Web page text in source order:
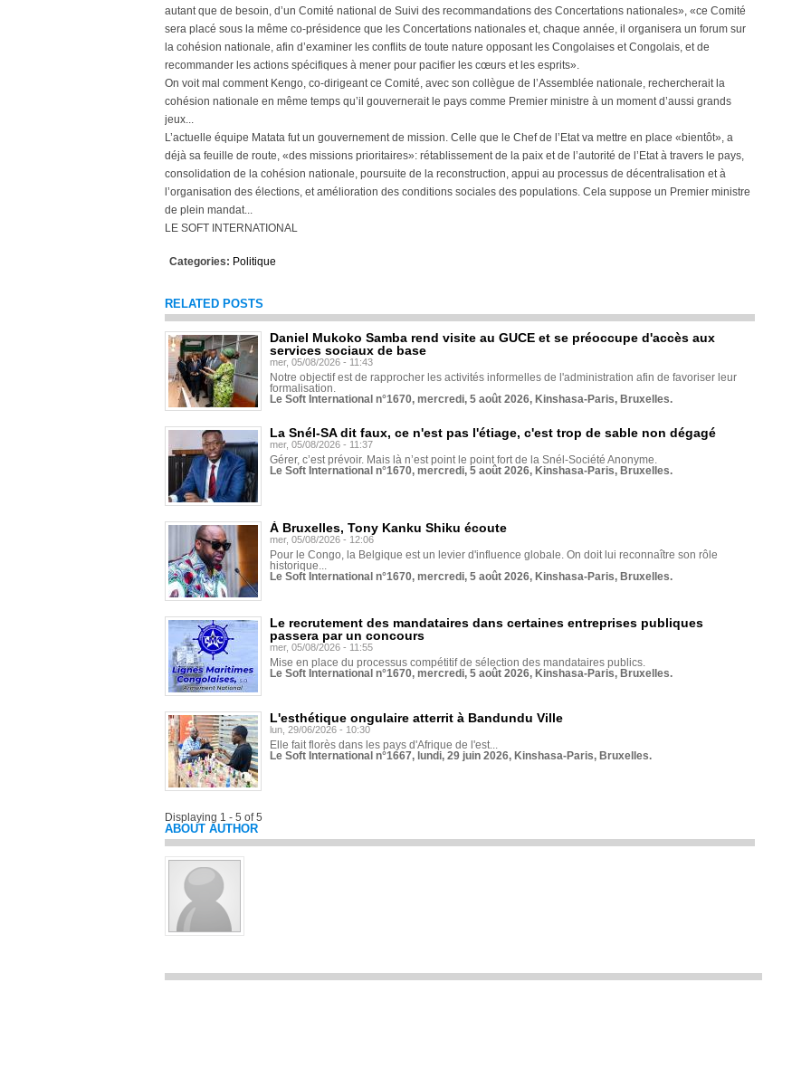
autant que de besoin, d’un Comité national de Suivi des recommandations des Concertations nationales», «ce Comité
sera placé sous la même co-présidence que les Concertations nationales et, chaque année, il organisera un forum sur
la cohésion nationale, afin d’examiner les conflits de toute nature opposant les Congolaises et Congolais, et de
recommander les actions spécifiques à mener pour pacifier les cœurs et les esprits».
On voit mal comment Kengo, co-dirigeant ce Comité, avec son collègue de l’Assemblée nationale, rechercherait la
cohésion nationale en même temps qu’il gouvernerait le pays comme Premier ministre à un moment d’aussi grands
jeux...
L’actuelle équipe Matata fut un gouvernement de mission. Celle que le Chef de l’Etat va mettre en place «bientôt», a
déjà sa feuille de route, «des missions prioritaires»: rétablissement de la paix et de l’autorité de l’Etat à travers le pays,
consolidation de la cohésion nationale, poursuite de la reconstruction, appui au processus de décentralisation et à
l’organisation des élections, et amélioration des conditions sociales des populations. Cela suppose un Premier ministre
de plein mandat...
LE SOFT INTERNATIONAL
Categories: Politique
RELATED POSTS
Daniel Mukoko Samba rend visite au GUCE et se préoccupe d'accès aux
services sociaux de base
mer, 05/08/2026 - 11:43
Notre objectif est de rapprocher les activités informelles de l'administration afin de favoriser leur
formalisation.
Le Soft International n°1670, mercredi, 5 août 2026, Kinshasa-Paris, Bruxelles.
La Snél-SA dit faux, ce n'est pas l'étiage, c'est trop de sable non dégagé
mer, 05/08/2026 - 11:37
Gérer, c’est prévoir. Mais là n’est point le point fort de la Snél-Société Anonyme.
Le Soft International n°1670, mercredi, 5 août 2026, Kinshasa-Paris, Bruxelles.
À Bruxelles, Tony Kanku Shiku écoute
mer, 05/08/2026 - 12:06
Pour le Congo, la Belgique est un levier d'influence globale. On doit lui reconnaître son rôle
historique...
Le Soft International n°1670, mercredi, 5 août 2026, Kinshasa-Paris, Bruxelles.
Le recrutement des mandataires dans certaines entreprises publiques
passera par un concours
mer, 05/08/2026 - 11:55
Mise en place du processus compétitif de sélection des mandataires publics.
Le Soft International n°1670, mercredi, 5 août 2026, Kinshasa-Paris, Bruxelles.
L'esthétique ongulaire atterrit à Bandundu Ville
lun, 29/06/2026 - 10:30
Elle fait florès dans les pays d'Afrique de l'est...
Le Soft International n°1667, lundi, 29 juin 2026, Kinshasa-Paris, Bruxelles.
Displaying 1 - 5 of 5
ABOUT AUTHOR